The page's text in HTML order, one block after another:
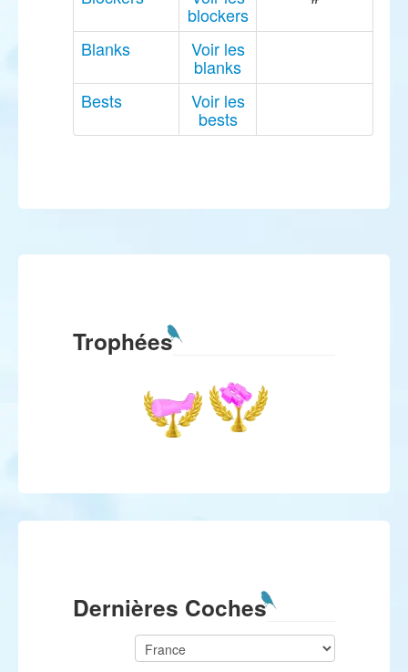
blockers
Blanks Voir les
blanks
Bests
Voir les
bests
Trophées
Dernières Coches